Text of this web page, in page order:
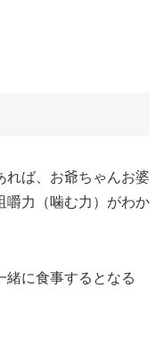
れば、お爺ちゃんお婆
力（噛む力） がわか
緒に食事するとなる